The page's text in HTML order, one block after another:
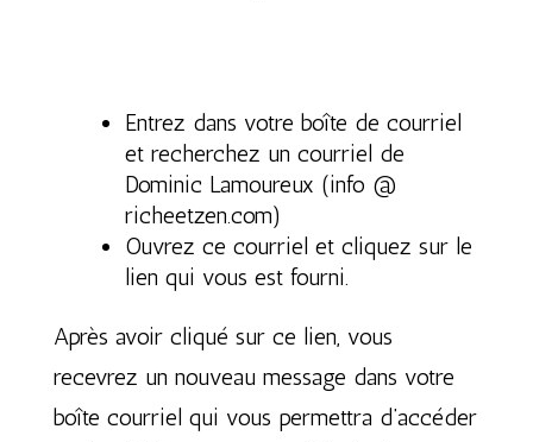
Entrez dans votre boîte de courriel
et recherchez un courriel de
Dominic Lamoureux (info @
richeetzen.com)
Ouvrez ce courriel et cliquez sur le
lien qui vous est fourni.
Après avoir cliqué sur ce lien, vous
recevrez un nouveau message dans votre
boîte courriel qui vous permettra d’accéder